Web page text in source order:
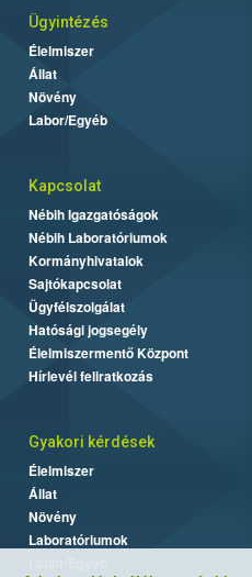
Ügyintézés
Élelmiszer
Állat
Növény
Labor/Egyéb
Kapcsolat
Nébih Igazgatóságok
Nébih Laboratóriumok
Kormányhivatalok
Sajtókapcsolat
Ügyfélszolgálat
Hatósági jogsegély
Élelmiszermentő Központ
Hírlevél feliratkozás
Gyakori kérdések
Élelmiszer
Állat
Növény
Laboratóriumok